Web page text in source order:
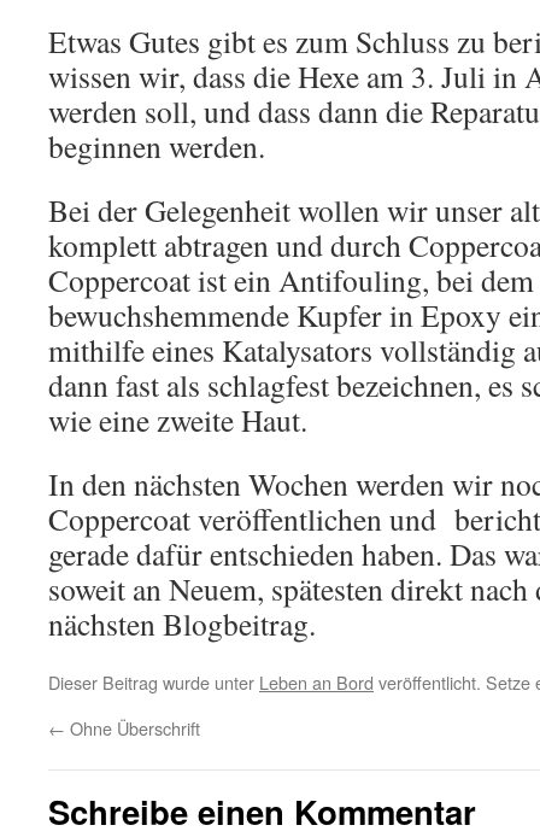
Etwas Gutes gibt es zum Schluss zu
wissen wir, dass die Hexe am 3. Juli in
werden soll, und dass dann die
beginnen werden.
Bei der Gelegenheit wollen wir unser
komplett abtragen und durch
Coppercoat ist ein Antifouling, bei dem
bewuchshemmende Kupfer in Epoxy
mithilfe eines Katalysators vollständig
dann fast als schlagfest bezeichnen, es
wie eine zweite Haut.
In den nächsten Wochen werden wir
Coppercoat veröffentlichen und
gerade dafür entschieden haben. Das
soweit an Neuem, spätesten direkt
nächsten Blogbeitrag.
Dieser Beitrag wurde unter Leben an Bord veröffentlicht.
← Ohne Überschrift
Schreibe einen Kommentar